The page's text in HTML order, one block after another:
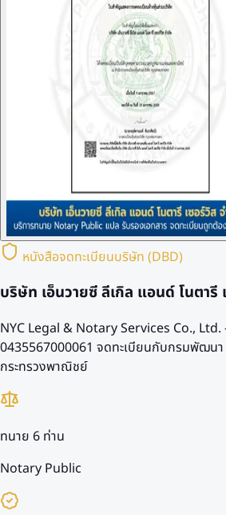
หนังสือจดทะเบียนบริษัท (DBD)
บริษัท เอ็นวายซี ลีเกิล แอนด์ โนตารี
NYC Legal & Notary Services Co.,
0435567000061 จดทะเบียนกับกรมพัฒนา
กระทรวงพาณิชย์
ทนาย 6 ท่าน
Notary Public